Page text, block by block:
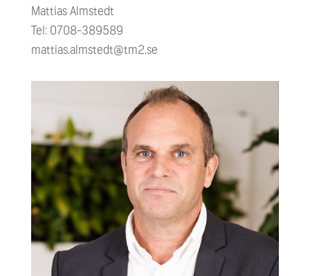
Mattias Almstedt
Tel: 0708-389589
mattias.almstedt@tm2.se